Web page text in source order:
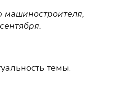
темы.